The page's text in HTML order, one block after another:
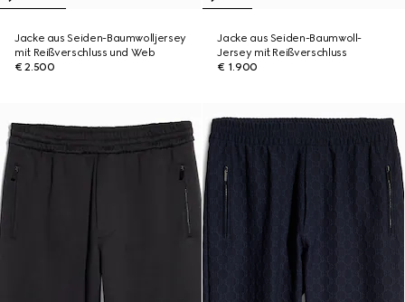
Jacke aus Seiden-Baumwolljersey
mit Reißverschluss und Web
€ 2.500
Jacke aus Seiden-Baumwoll-
Jersey mit Reißverschluss
€ 1.900